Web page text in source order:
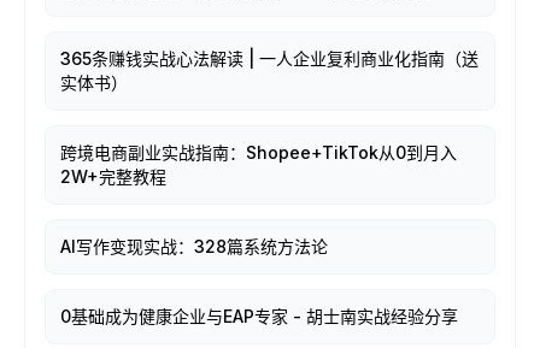
365条赚钱实战心法解读 | 一人企业复利商业化指南（送
实体书）
跨境电商副业实战指南：Shopee+TikTok从0到月入
2W+完整教程
AI写作变现实战：328篇系统方法论
0基础成为健康企业与EAP专家 - 胡士南实战经验分享